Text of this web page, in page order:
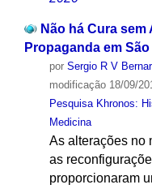
Não há Cura
Propaganda em
por Sergio R V
modificação18/09/
Pesquisa Khronos:
Medicina
As alterações no
as
proporcionaram